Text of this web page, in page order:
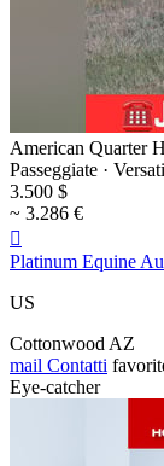
American Quarter
Passeggiate ·
3.500 $
~ 3.286 €

Platinum Equine
US
Cottonwood AZ
mail Contatti
Eye-catcher